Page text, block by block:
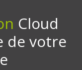
Cloud
de votre